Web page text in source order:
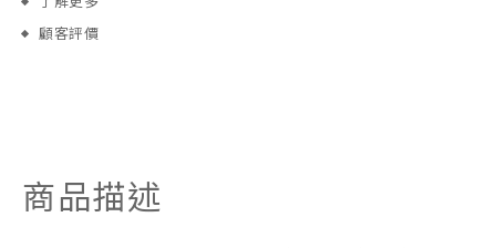
顧客評價
商品描述